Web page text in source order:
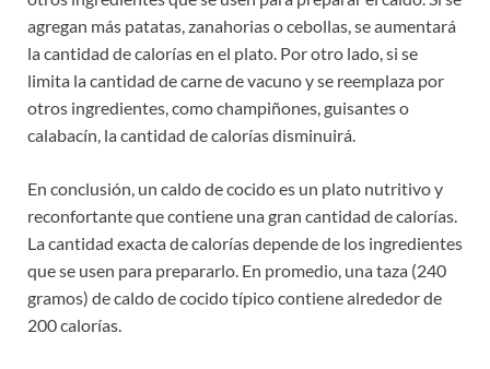
agregan más patatas, zanahorias o cebollas, se aumentará
la cantidad de calorías en el plato. Por otro lado, si se
limita la cantidad de carne de vacuno y se reemplaza por
otros ingredientes, como champiñones, guisantes o
calabacín, la cantidad de calorías disminuirá.
En conclusión, un caldo de cocido es un plato nutritivo y
reconfortante que contiene una gran cantidad de calorías.
La cantidad exacta de calorías depende de los ingredientes
que se usen para prepararlo. En promedio, una taza (240
gramos) de caldo de cocido típico contiene alrededor de
200 calorías.